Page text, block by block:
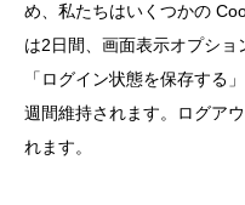
め、私たちはいくつかの
は2日間、画面表示オプショ
「ログイン状態を保存する
週間維持されます。ログア
れます。